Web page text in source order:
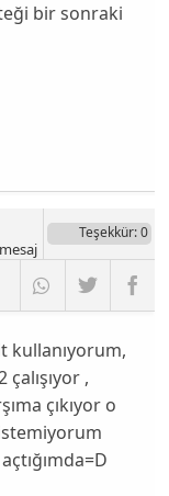
bir sonraki
Teşekkür: 0
kullanıyorum,
,
çıkıyor o